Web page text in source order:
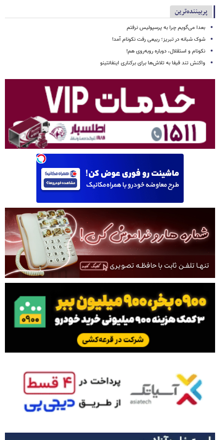
پربیننده‌ترین
بعدا می‌گویم چرا به پرسپولیس نرفتم
شوک شبانه در تبریز؛ ربیعی رفت نکونام آمد!
نکونام و استقلال، دوباره روبه‌روی هم!
واکنش تند فیفا به تلاش‌ها برای برکناری اینفانتینو